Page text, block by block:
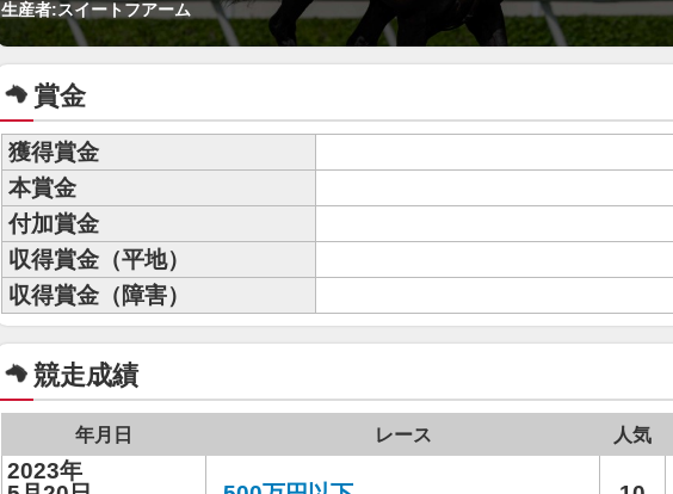
生産者:スイートフアーム
賞金
獲得賞金
本賞金
付加賞金
収得賞金（平地）
収得賞金（障害）
競走成績
年月日 レース 人気
2023年